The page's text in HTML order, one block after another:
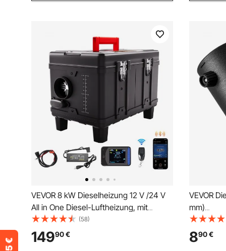
VEVOR 8 kW Dieselheizung 12 V /24 V
All in One Diesel-Luftheizung, mit
Bluetooth App Steuerung &
Fernbedienung& Anzeigebildschirm &
CO-Alarm, schnell aufheizende tragbare
(58)
14990€
VEVOR
mm)
Y-förmige
890€